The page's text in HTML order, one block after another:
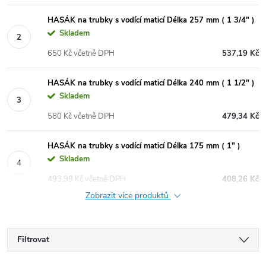
HASÁK na trubky s vodící maticí Délka 257 mm ( 1 3/4" )
Skladem
537,19 Kč
650 Kč včetně DPH
HASÁK na trubky s vodící maticí Délka 240 mm ( 1 1/2" )
Skladem
479,34 Kč
580 Kč včetně DPH
HASÁK na trubky s vodící maticí Délka 175 mm ( 1" )
Skladem
408,26 Kč
493,99 Kč včetně DPH
Zobrazit více produktů
Filtrovat